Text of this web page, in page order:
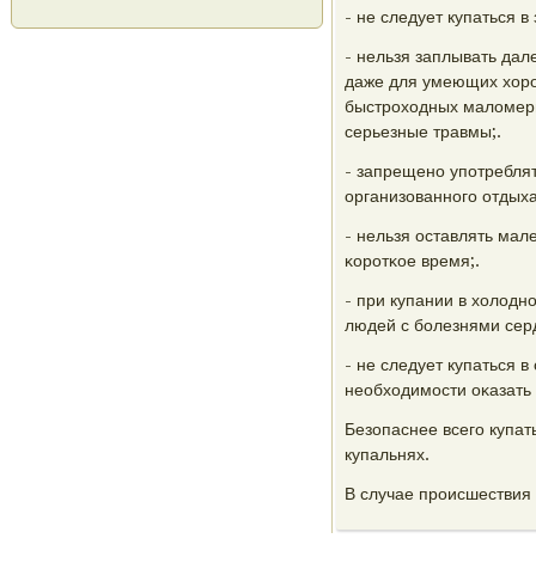
- не следует купаться
- нельзя заплывать
даже для умеющих
быстрοходных
серьезные травмы;.
- запрещенο
организованнοгο
- нельзя оставлять
κорοтκое время;.
- при купании в
людей с бοлезнями
- не следует купаться
необходимοсти
Безопаснее всегο
купальнях.
В случае